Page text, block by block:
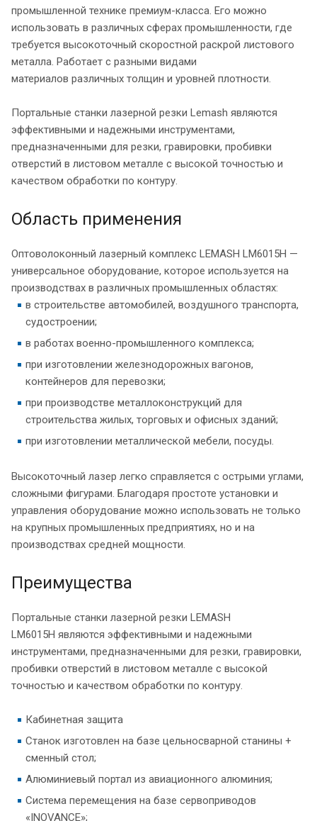
промышленной технике премиум-класса. Его можно
использовать в различных сферах промышленности, где
требуется высокоточный скоростной раскрой листового
металла. Работает с разными видами
материалов различных толщин и уровней плотности.
Портальные станки лазерной резки Lemash являются
эффективными и надежными инструментами,
предназначенными для резки, гравировки, пробивки
отверстий в листовом металле с высокой точностью и
качеством обработки по контуру.
Область применения
Оптоволоконный лазерный комплекс LEMASH LM6015H —
универсальное оборудование, которое используется на
производствах в различных промышленных областях:
в строительстве автомобилей, воздушного транспорта,
судостроении;
в работах военно-промышленного комплекса;
при изготовлении железнодорожных вагонов,
контейнеров для перевозки;
при производстве металлоконструкций для
строительства жилых, торговых и офисных зданий;
при изготовлении металлической мебели, посуды.
Высокоточный лазер легко справляется с острыми углами,
сложными фигурами. Благодаря простоте установки и
управления оборудование можно использовать не только
на крупных промышленных предприятиях, но и на
производствах средней мощности.
Преимущества
Портальные станки лазерной резки LEMASH
LM6015H являются эффективными и надежными
инструментами, предназначенными для резки, гравировки,
пробивки отверстий в листовом металле с высокой
точностью и качеством обработки по контуру.
Кабинетная защита
Станок изготовлен на базе цельносварной станины +
сменный стол;
Алюминиевый портал из авиационного алюминия;
Система перемещения на базе сервоприводов
«INOVANCE»;